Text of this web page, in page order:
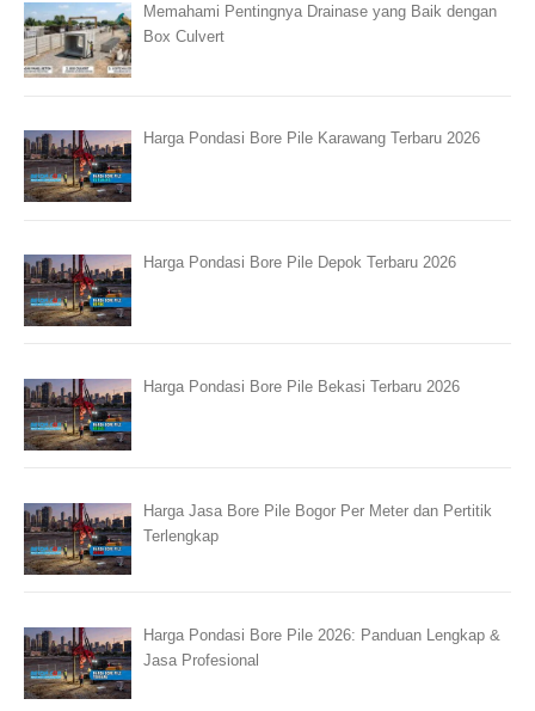
Memahami Pentingnya Drainase yang Baik dengan
Box Culvert
Harga Pondasi Bore Pile Karawang Terbaru 2026
Harga Pondasi Bore Pile Depok Terbaru 2026
Harga Pondasi Bore Pile Bekasi Terbaru 2026
Harga Jasa Bore Pile Bogor Per Meter dan Pertitik
Terlengkap
Harga Pondasi Bore Pile 2026: Panduan Lengkap &
Jasa Profesional